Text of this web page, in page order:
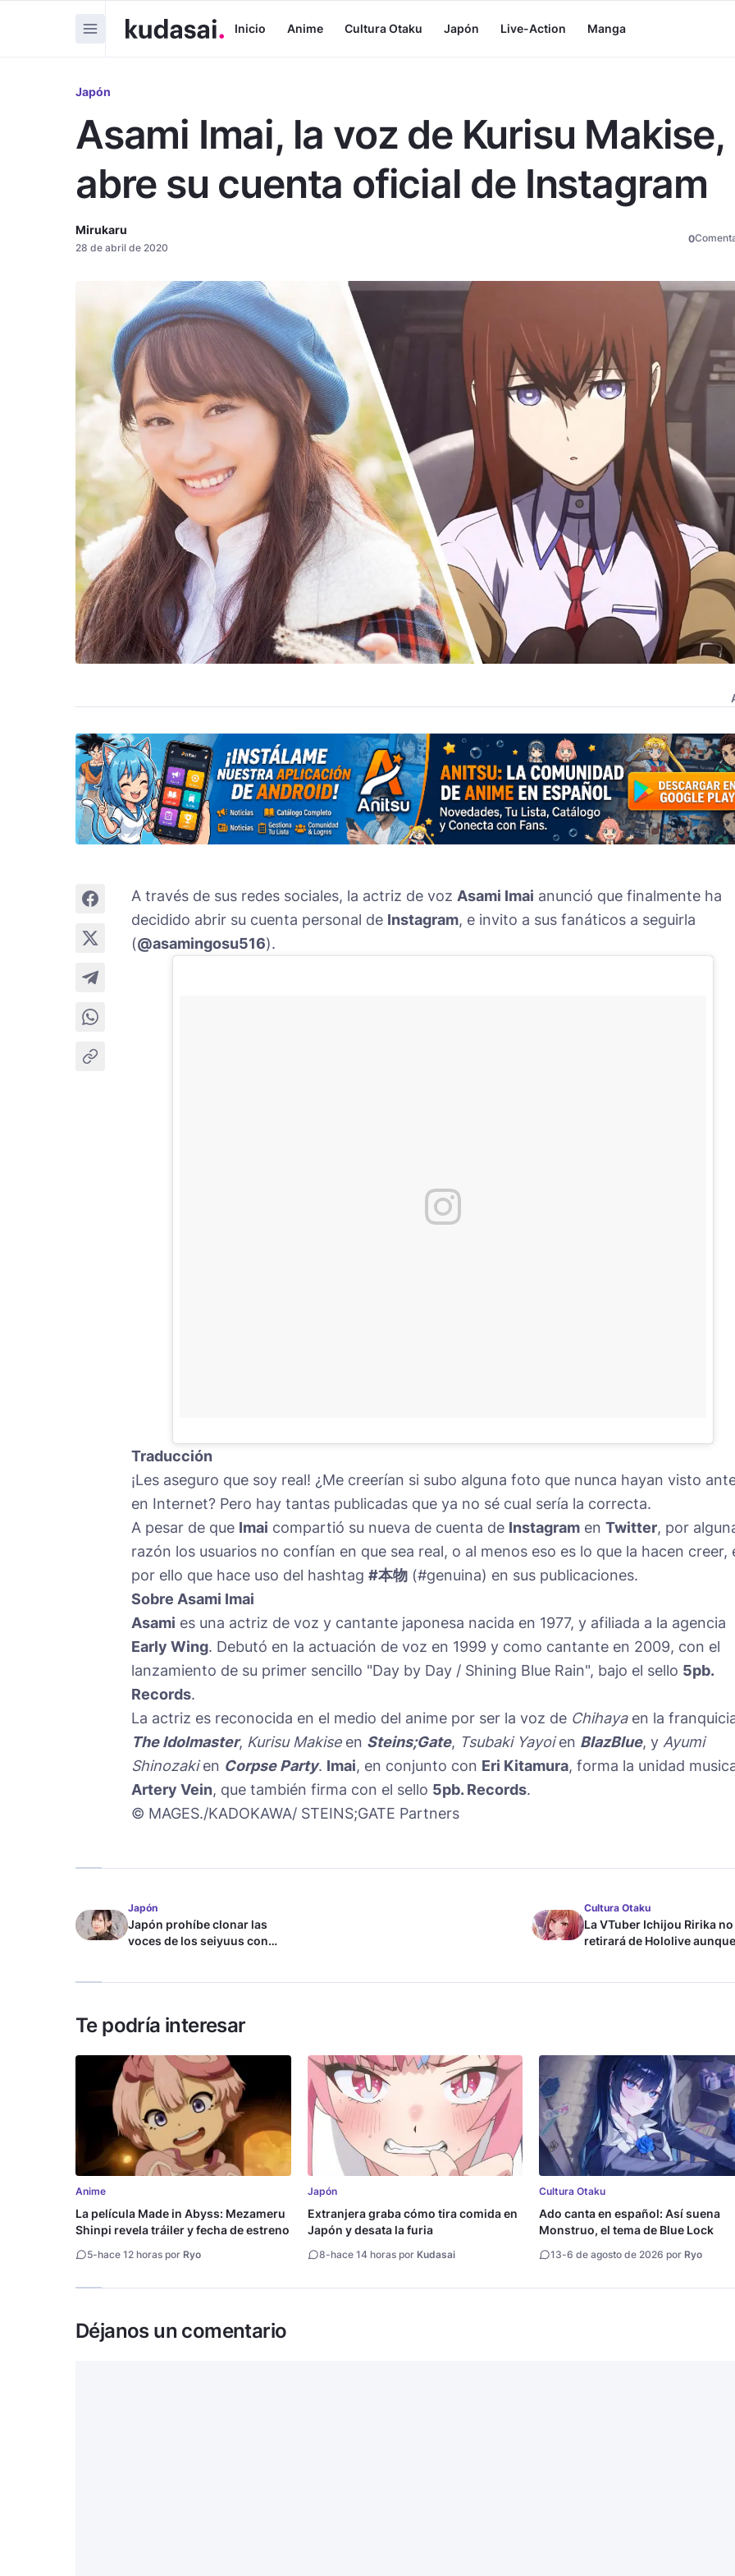
Inicio Anime Cultura Otaku Japón Live-Action Manga
Japón
Asami Imai, la voz de Kurisu Makise,
abre su cuenta oficial de Instagram
Mirukaru
28 de abril de 2020
0
A través de sus redes sociales, la actriz de voz Asami Imai anunció que finalmente ha
decidido abrir su cuenta personal de Instagram, e invito a sus fanáticos a seguirla
(@asamingosu516).
Traducción
¡Les aseguro que soy real! ¿Me creerían si subo alguna foto que nunca hayan visto
en Internet? Pero hay tantas publicadas que ya no sé cual sería la correcta.
A pesar de que Imai compartió su nueva de cuenta de Instagram en Twitter, por
razón los usuarios no confían en que sea real, o al menos eso es lo que la hacen creer,
por ello que hace uso del hashtag #本物 (#genuina) en sus publicaciones.
Sobre Asami Imai
Asami es una actriz de voz y cantante japonesa nacida en 1977, y afiliada a la agencia
Early Wing. Debutó en la actuación de voz en 1999 y como cantante en 2009, con el
lanzamiento de su primer sencillo "Day by Day / Shining Blue Rain", bajo el sello 5pb.
Records.
La actriz es reconocida en el medio del anime por ser la voz de Chihaya en la
The Idolmaster, Kurisu Makiseen Steins;Gate, Tsubaki Yayoien BlazBlue, y Ayumi
Shinozakien Corpse Party. Imai, en conjunto con Eri Kitamura, forma la unidad
Artery Vein, que también firma con el sello 5pb. Records.
©️ MAGES./KADOKAWA/ STEINS;GATE Partners
Japón
Japón prohíbe clonar las
voces de los seiyuus con
Cultura Otaku
La VTuber Ichijou Ririka no
retirará de Hololive
Te podría interesar
Anime
La película Made in Abyss: Mezameru
Shinpi revela tráiler y fecha de estreno
5-hace 12 horas por Ryo
Japón
Extranjera graba cómo tira comida en
Japón y desata la furia
8-hace 14 horas por Kudasai
Cultura Otaku
Ado canta en español: Así suena
Monstruo, el tema de Blue Lock
13-6 de agosto de 2026 por Ryo
Déjanos un comentario